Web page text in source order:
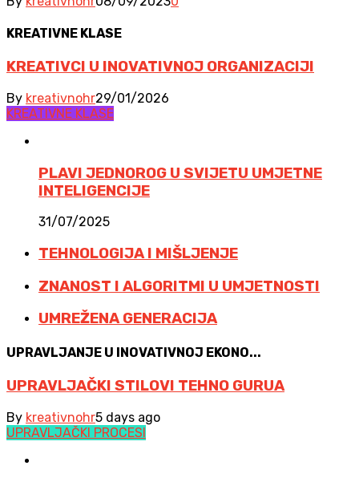
KREATIVNE KLASE
KREATIVCI U INOVATIVNOJ ORGANIZACIJI
By kreativnohr29/01/2026
KREATIVNE KLASE
PLAVI JEDNOROG U SVIJETU UMJETNE
INTELIGENCIJE
31/07/2025
TEHNOLOGIJA I MIŠLJENJE
ZNANOST I ALGORITMI U UMJETNOSTI
UMREŽENA GENERACIJA
UPRAVLJANJE U INOVATIVNOJ EKONO...
UPRAVLJAČKI STILOVI TEHNO GURUA
By kreativnohr5 days ago
UPRAVLJAČKI PROCESI